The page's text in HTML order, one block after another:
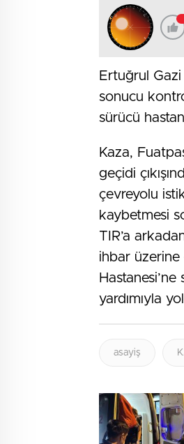
Ertuğrul
sonucu
sürücü
Kaza,
geçidi
çevreyolu
kaybetmesi
TIR’a
ihbar üzerine
yardımıyla
asayiş